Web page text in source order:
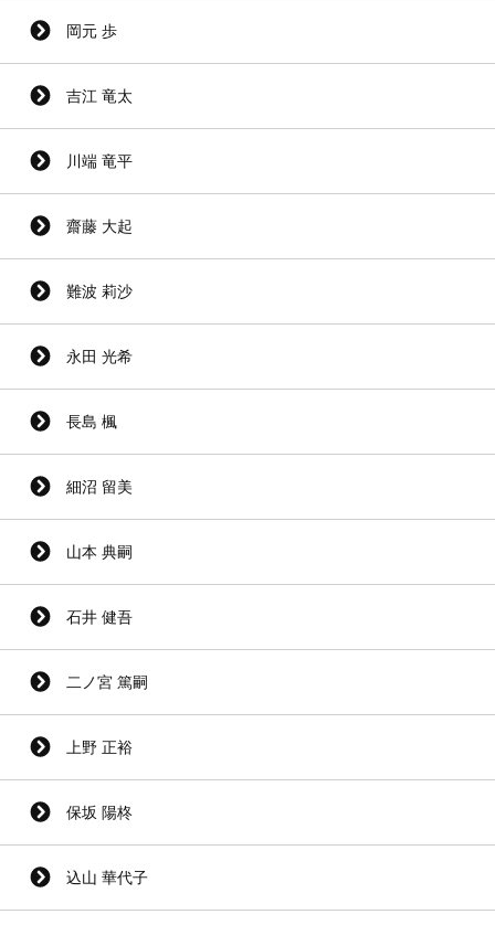
岡元 歩
吉江 竜太
川端 竜平
齋藤 大起
難波 莉沙
永田 光希
長島 楓
細沼 留美
山本 典嗣
石井 健吾
二ノ宮 篤嗣
上野 正裕
保坂 陽柊
込山 華代子